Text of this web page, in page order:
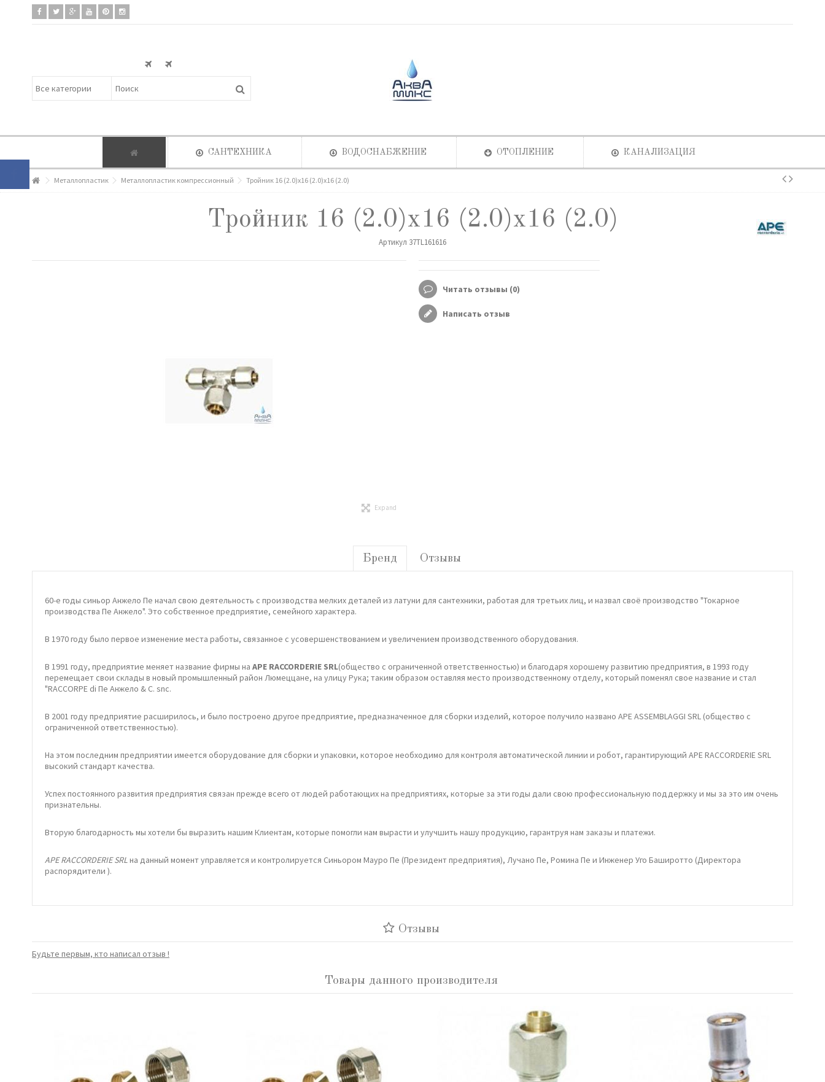
САНТЕХНИКА ВОДОСНАБЖЕНИЕ ОТОПЛЕНИЕ КАНАЛИЗАЦИЯ
Металлопластик Металлопластик компрессионный Тройник 16 (2.0)х16 (2.0)х16 (2.0)
Тройник 16 (2.0)х16 (2.0)х16 (2.0)
Артикул 37TL161616
Expand
Читать отзывы (0)
Написать отзыв
Бренд Отзывы
60-е годы синьор Анжело Пе начал свою деятельность с производства мелких деталей из латуни для сантехники, работая для третьих лиц, и назвал своё производство "Токарное
производства Пе Анжело". Это собственное предприятие, семейного характера.
В 1970 году было первое изменение места работы, связанное с усовершенствованием и увеличением производственного оборудования.
В 1991 году, предприятие меняет название фирмы на APE RACCORDERIE SRL(общество с ограниченной ответственностью) и благодаря хорошему развитию предприятия, в 1993 году
перемещает свои склады в новый промышленный район Люмеццане, на улицу Рука; таким образом оставляя место производственному отделу, который поменял свое название и стал
"RACCORPE di Пе Анжело & C. snc.
В 2001 году предприятие расширилось, и было построено другое предприятие, предназначенное для сборки изделий, которое получило названо APE ASSEMBLAGGI SRL (общество с
ограниченной ответственностью).
На этом последним предприятии имеется оборудование для сборки и упаковки, которое необходимо для контроля автоматической линии и робот, гарантирующий APE RACCORDERIE SRL
высокий стандарт качества.
Успех постоянного развития предприятия связан прежде всего от людей работающих на предприятиях, которые за эти годы дали свою профессиональную поддержку и мы за это им очень
признательны.
Вторую благодарность мы хотели бы выразить нашим Клиентам, которые помогли нам вырасти и улучшить нашу продукцию, гарантруя нам заказы и платежи.
APE RACCORDERIE SRLна данный момент управляется и контролируется Синьором Мауро Пе (Президент предприятия), Лучано Пе, Ромина Пе и Инженер Уго Баширотто (Директора
распорядители ).
Отзывы
Будьте первым, кто написал отзыв !
Товары данного производителя